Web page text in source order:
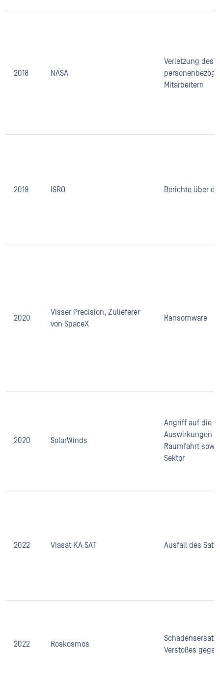
2018 NASA
Verletzung des
Mitarbeitern
2019 ISRO Berichte über
2020
Visser Precision, Zulieferer
von SpaceX
Ransomware
2020 SolarWinds
Angriff auf die
Auswirkungen
Raumfahrt
Sektor
2022 Viasat KA SAT Ausfall des
2022 Roskosmos
Verstoßes